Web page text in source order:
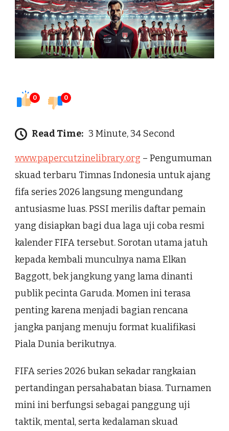
0 0
Read Time: 3 Minute, 34 Second
www.papercutzinelibrary.org – Pengumuman
skuad terbaru Timnas Indonesia untuk ajang
fifa series 2026 langsung mengundang
antusiasme luas. PSSI merilis daftar pemain
yang disiapkan bagi dua laga uji coba resmi
kalender FIFA tersebut. Sorotan utama jatuh
kepada kembali munculnya nama Elkan
Baggott, bek jangkung yang lama dinanti
publik pecinta Garuda. Momen ini terasa
penting karena menjadi bagian rencana
jangka panjang menuju format kualifikasi
Piala Dunia berikutnya.
FIFA series 2026 bukan sekadar rangkaian
pertandingan persahabatan biasa. Turnamen
mini ini berfungsi sebagai panggung uji
taktik, mental, serta kedalaman skuad